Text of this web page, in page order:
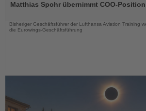
dieMatthias Spohr übernimmt COO-
Bisheriger Geschäftsführer der Lufthansa Aviation Training
die Eurowings-Geschäftsführung